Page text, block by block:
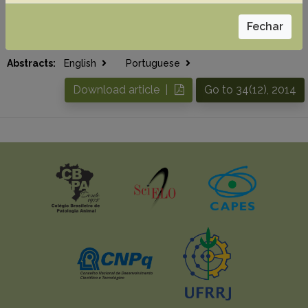
Souza F.W.
Mazzanti A.
Abstracts: English Portuguese
Go to 34(12), 2014
Download article |
Fechar